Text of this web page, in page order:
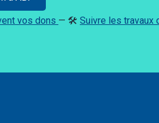
vos dons — 🛠️ Suivre les travaux